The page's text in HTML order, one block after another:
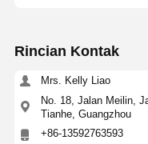
Rincian Kontak
Mrs. Kelly Liao
No. 18, Jalan Meilin,
Tianhe, Guangzhou
+86-13592763593